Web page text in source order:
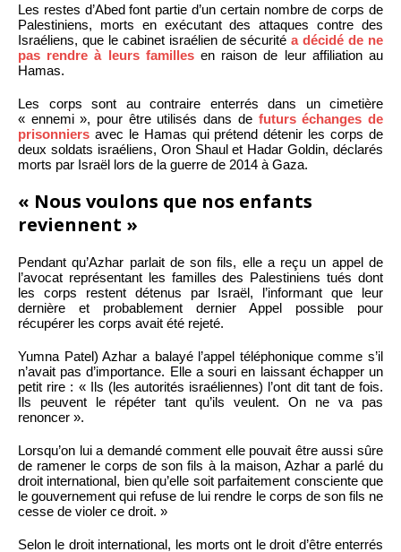
Les restes d’Abed font partie d’un certain nombre de corps de
Palestiniens, morts en exécutant des attaques contre des
Israéliens, que le cabinet israélien de sécuritéa décidé de ne
pas rendre à leurs famillesen raison de leur affiliation au
Hamas.
Les corps sont au contraire enterrés dans un cimetière
« ennemi », pour être utilisés dans de futurs échanges de
prisonniers avec le Hamas qui prétend détenir les corps de
deux soldats israéliens, Oron Shaul et Hadar Goldin, déclarés
morts par Israël lors de la guerre de 2014 à Gaza.
« Nous voulons que nos enfants
reviennent »
Pendant qu’Azhar parlait de son fils, elle a reçu un appel de
l’avocat représentant les familles des Palestiniens tués dont
les corps restent détenus par Israël, l’informant que leur
dernière et probablement dernier Appel possible pour
récupérer les corps avait été rejeté.
Yumna Patel) Azhar a balayé l’appel téléphonique comme s’il
n’avait pas d’importance. Elle a souri en laissant échapper un
petit rire : « Ils (les autorités israéliennes) l’ont dit tant de fois.
Ils peuvent le répéter tant qu’ils veulent. On ne va pas
renoncer ».
Lorsqu’on lui a demandé comment elle pouvait être aussi sûre
de ramener le corps de son fils à la maison, Azhar a parlé du
droit international, bien qu’elle soit parfaitement consciente que
le gouvernement qui refuse de lui rendre le corps de son fils ne
cesse de violer ce droit. »
Selon le droit international, les morts ont le droit d’être enterrés